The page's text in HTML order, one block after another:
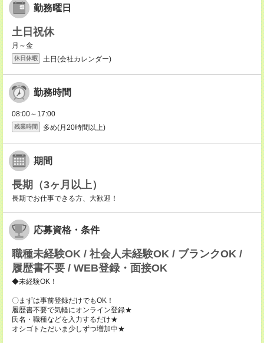
勤務曜日
土日祝休
月～金
休日休暇 土日(会社カレンダー)
勤務時間
08:00～17:00
残業時間 多め(月20時間以上)
期間
長期（3ヶ月以上）
長期でお仕事できる方、大歓迎！
応募資格・条件
職種未経験OK / 社会人未経験OK / ブランクOK /
履歴書不要 / WEB登録・面接OK
◆未経験OK！
〇まずは事前登録だけでもOK！
履歴書不要で気軽にオンライン登録★
氏名・職種などを入力するだけ★
オシゴトただいま少しずつ増加中★